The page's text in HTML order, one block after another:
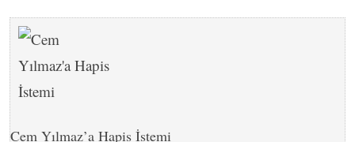
Cem Yılmaz’a Hapis İstemi